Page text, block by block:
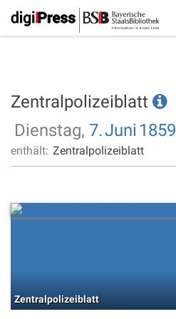
Zentralpolizeiblatt
Dienstag, 7.Juni 1859
enthält: Zentralpolizeiblatt
Zentralpolizeiblatt